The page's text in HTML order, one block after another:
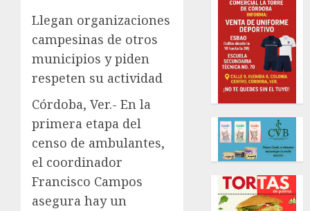
Llegan organizaciones
campesinas de otros
municipios y piden
respeten su actividad
Córdoba, Ver.- En la
primera etapa del
censo de ambulantes,
el coordinador
Francisco Campos
asegura hay un